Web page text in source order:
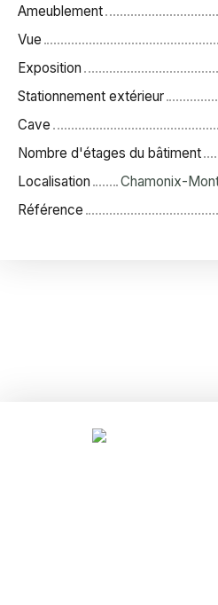
Ameublement
Vue
Exposition
Stationnement extérieur
Cave
Nombre d'étages du bâtiment
Localisation
Chamonix-
Référence